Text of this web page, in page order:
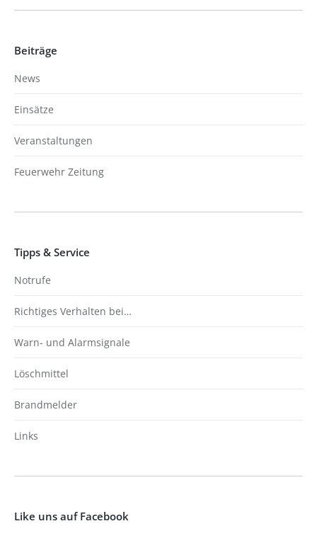
Beiträge
News
Einsätze
Veranstaltungen
Feuerwehr Zeitung
Tipps & Service
Notrufe
Richtiges Verhalten bei…
Warn- und Alarmsignale
Löschmittel
Brandmelder
Links
Like uns auf Facebook